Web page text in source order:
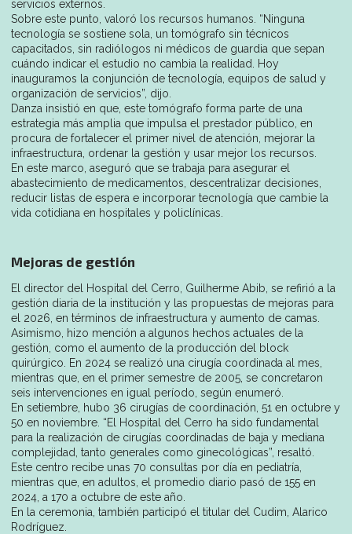
servicios externos.
Sobre este punto, valoró los recursos humanos. “Ninguna
tecnología se sostiene sola, un tomógrafo sin técnicos
capacitados, sin radiólogos ni médicos de guardia que sepan
cuándo indicar el estudio no cambia la realidad. Hoy
inauguramos la conjunción de tecnología, equipos de salud y
organización de servicios”, dijo.
Danza insistió en que, este tomógrafo forma parte de una
estrategia más amplia que impulsa el prestador público, en
procura de fortalecer el primer nivel de atención, mejorar la
infraestructura, ordenar la gestión y usar mejor los recursos.
En este marco, aseguró que se trabaja para asegurar el
abastecimiento de medicamentos, descentralizar decisiones,
reducir listas de espera e incorporar tecnología que cambie la
vida cotidiana en hospitales y policlínicas.
Mejoras de gestión
El director del Hospital del Cerro, Guilherme Abib, se refirió a la
gestión diaria de la institución y las propuestas de mejoras para
el 2026, en términos de infraestructura y aumento de camas.
Asimismo, hizo mención a algunos hechos actuales de la
gestión, como el aumento de la producción del block
quirúrgico. En 2024 se realizó una cirugía coordinada al mes,
mientras que, en el primer semestre de 2005, se concretaron
seis intervenciones en igual período, según enumeró.
En setiembre, hubo 36 cirugías de coordinación, 51 en octubre y
50 en noviembre. “El Hospital del Cerro ha sido fundamental
para la realización de cirugías coordinadas de baja y mediana
complejidad, tanto generales como ginecológicas”, resaltó.
Este centro recibe unas 70 consultas por día en pediatría,
mientras que, en adultos, el promedio diario pasó de 155 en
2024, a 170 a octubre de este año.
En la ceremonia, también participó el titular del Cudim, Alarico
Rodríguez.